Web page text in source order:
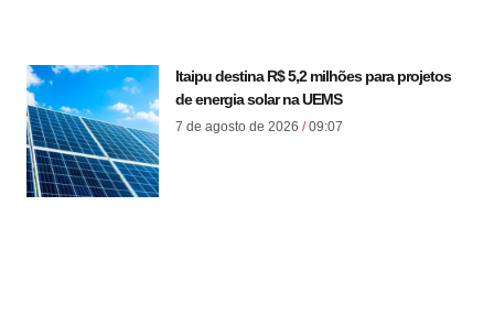
Itaipu destina R$ 5,2 milhões para projetos
de energia solar na UEMS
7 de agosto de 2026 09:07